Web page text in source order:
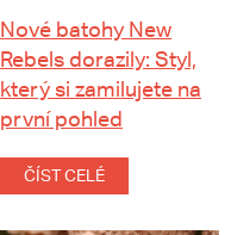
Nové batohy New
Rebels dorazily: Styl,
který si zamilujete na
první pohled
ČÍST CELÉ